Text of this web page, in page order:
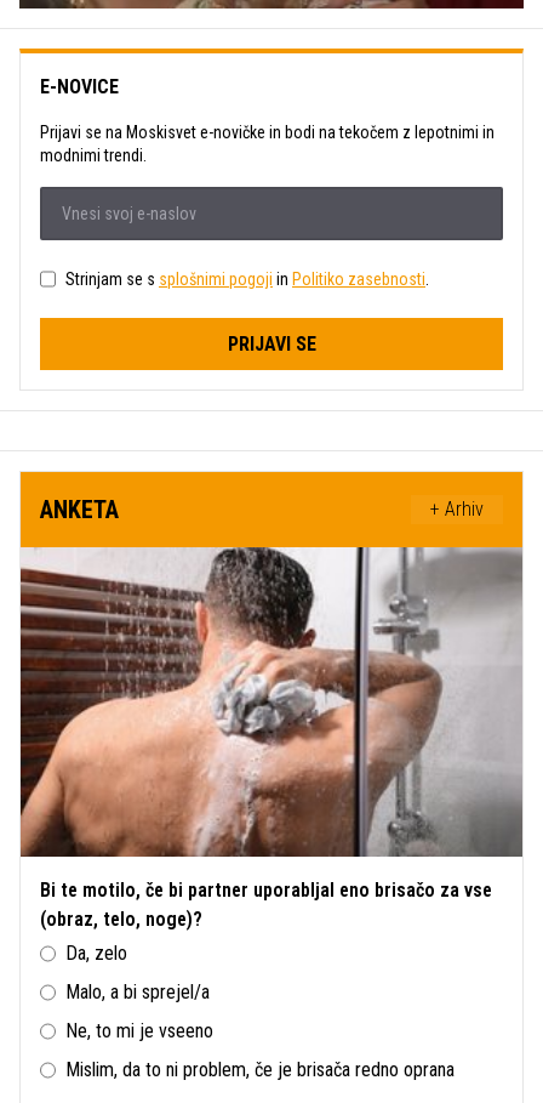
E-NOVICE
Prijavi se na Moskisvet e-novičke in bodi na tekočem z lepotnimi in
modnimi trendi.
Strinjam se s splošnimi pogoji in Politiko zasebnosti
PRIJAVI SE
ANKETA + Arhiv
Bi te motilo, če bi partner uporabljal eno brisačo za vse
(obraz, telo, noge)?
Da, zelo
Malo, a bi sprejel/a
Ne, to mi je vseeno
Mislim, da to ni problem, če je brisača redno oprana